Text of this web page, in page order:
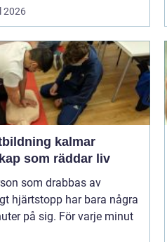
2026
kalmar
som räddar liv
som drabbas av
hjärtstopp har bara några
på sig. För varje minut